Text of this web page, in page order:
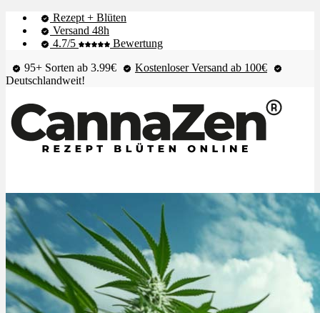
Rezept + Blüten
Versand 48h
4.7/5
Bewertung
95+ Sorten ab 3.99€
Kostenloser Versand ab 100€
Deutschlandweit!
Shop & Live-Bestand
Blüten
Extrakte